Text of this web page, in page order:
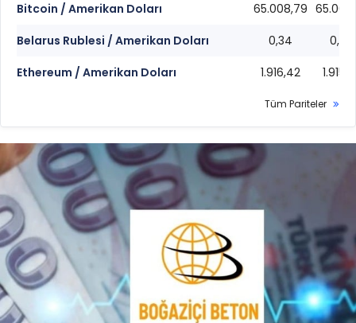
Bitcoin / Amerikan Doları
65.008,79
Belarus Rublesi / Amerikan Doları
0,34
0,34
Ethereum / Amerikan Doları
1.916,42
Tüm Pariteler